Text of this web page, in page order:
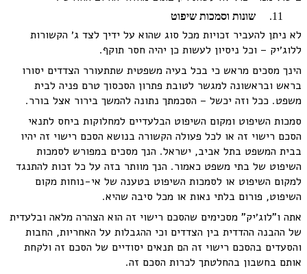
שונות וסמכות שיפוט
לא ניתן להעביר זכויות מכל סוג שהוא על ידיך לצד ג׳ הקשורות
ללוג׳יק – וכל ניסיון לעשות כן יהיה חסר תוקף.
הינך מסכים מראש כי בכל בעיה משפטית שתתעורר הצדדים יסורו
בראש ובראשונה למגשר לטובת פתרון הסכסוך טרם פניה לבית
משפט. ככל וזה יכשל – הסכמתך נתונה להמשך בירור אצל בורר.
סמכות השיפוט ומקום השיפוט הבלעדיים למחלוקות ביחס לתנאי
הסכם רישוי זה או לכל פעולה הקשורה בנושא הסכם רישוי זה יהיו
בבית המשפט בתל אביב, ישראל. הנך מסכים במפורש לסמכות
השיפוט של בתי משפט כאמור. הנך מוותר בזה על כל זכות להתנגד
למקום השיפוט או לסמכות השיפוט בטענה של אי-נוחות מקום
השיפוט, פורום בלתי נאות או מכל סיבה שהיא.
אתה ו”לוג׳יק” מסכימים שהסכם רישוי זה הוא הצהרה מלאה ובלעדית
של ההבנה ההדדית בין הצדדים וכי ההגבלות על האחריות, החבות
והסעדים בהסכם רישוי זה הם תנאים יסודיים של הסכם זה ולקחת
אותם בחשבון בהחלטתך לכרות הסכם זה.